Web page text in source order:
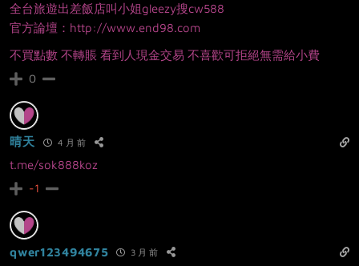
全台旅遊出差飯店叫小姐gleezy搜cw588
官方論壇：http://www.end98.com
不買點數 不轉賬 看到人現金交易 不喜歡可拒絕無需給小費
0
晴天 4 月 前
t.me/sok888koz
-1
qwer123494675 3 月 前